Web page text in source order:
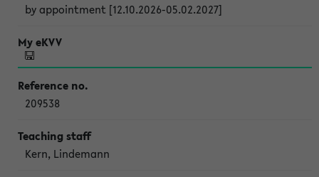
by appointment [12.10.2026-05.02.2027]
209538
Kern, Lindemann